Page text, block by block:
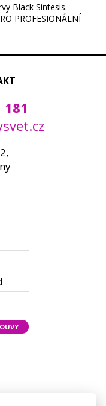
Black Sintesis.
PROFESIONÁLNÍ
181